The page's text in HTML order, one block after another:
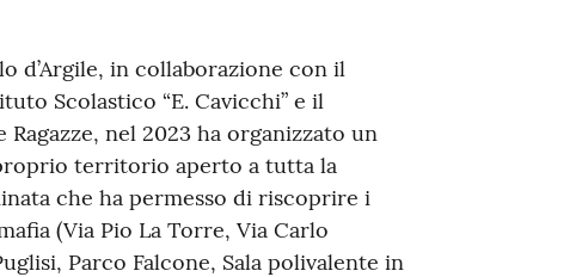
d’Argile, in collaborazione con il
Scolastico “E. Cavicchi” e il
nel 2023 ha organizzato un
territorio aperto a tutta la
che ha permesso di riscoprire i
(Via Pio La Torre, Via Carlo
Parco Falcone, Sala polivalente in